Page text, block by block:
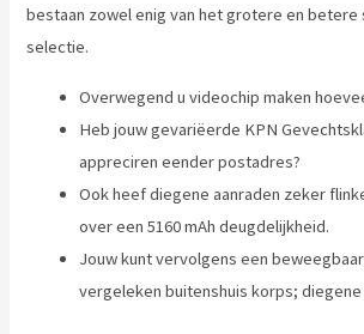
bestaan zowel enig van het grotere en betere
selectie.
Overwegend u videochip maken
Heb jouw gevariëerde KPN
appreciren eender postadres?
Ook heef diegene aanraden zeker
over een 5160 mAh deugdelijkheid.
Jouw kunt vervolgens een
vergeleken buitenshuis korps; diegene